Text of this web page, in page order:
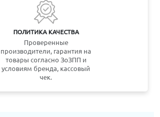
ПОЛИТИКА КАЧЕСТВА
Проверенные
производители, гарантия на
товары согласно ЗоЗПП и
условиям бренда, кассовый
чек.